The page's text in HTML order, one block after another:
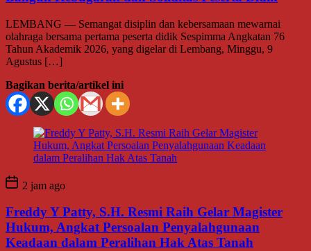
LEMBANG — Semangat disiplin dan kebersamaan mewarnai
olahraga bersama pertama peserta didik Sespimma Angkatan 76
Tahun Akademik 2026, yang digelar di Lembang, Minggu, 9
Agustus […]
Bagikan berita/artikel ini
2 jam ago
Freddy Y Patty, S.H. Resmi Raih Gelar Magister
Hukum, Angkat Persoalan Penyalahgunaan
Keadaan dalam Peralihan Hak Atas Tanah